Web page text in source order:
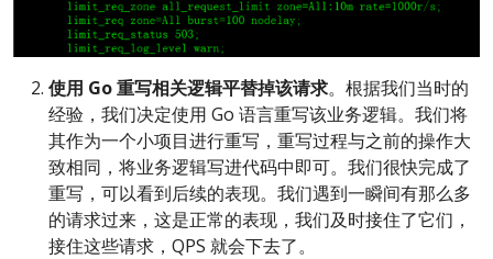
使用 Go 重写相关逻辑平替掉该请求。根据我们当时的
经验，我们决定使用 Go 语言重写该业务逻辑。我们将
其作为一个小项目进行重写，重写过程与之前的操作大
致相同，将业务逻辑写进代码中即可。我们很快完成了
重写，可以看到后续的表现。我们遇到一瞬间有那么多
的请求过来，这是正常的表现，我们及时接住了它们，
接住这些请求，QPS 就会下去了。